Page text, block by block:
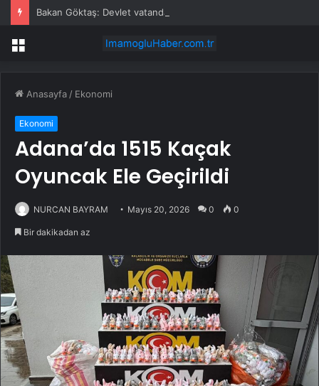
Bakan Göktaş: Devlet vatandaşının yanında olmak için var
Menü
Anasayfa / Ekonomi
Ekonomi
Adana’da 1515 Kaçak
Oyuncak Ele Geçirildi
NURCAN BAYRAM Mayıs 20, 2026 0 0
Bir dakikadan az